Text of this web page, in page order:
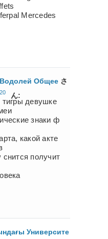
Mercedes
Общее さ
ん:
тигры девушке
знаки ф
какой акте
снится получит
Университе